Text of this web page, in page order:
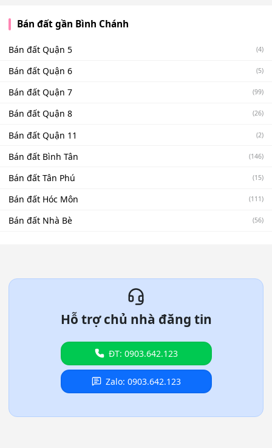
Bán đất gần Bình Chánh
Bán đất Quận 5 (4)
Bán đất Quận 6 (5)
Bán đất Quận 7 (99)
Bán đất Quận 8 (26)
Bán đất Quận 11 (2)
Bán đất Bình Tân (146)
Bán đất Tân Phú (15)
Bán đất Hóc Môn (111)
Bán đất Nhà Bè (56)
Hỗ trợ chủ nhà đăng tin
ĐT: 0903.642.123
Zalo: 0903.642.123